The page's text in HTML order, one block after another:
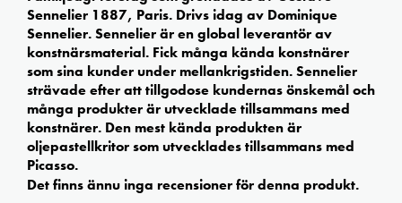
Sennelier 1887, Paris. Drivs idag av Dominique
Sennelier. Sennelier är en global leverantör av
konstnärsmaterial. Fick många kända konstnärer
som sina kunder under mellankrigstiden. Sennelier
strävade efter att tillgodose kundernas önskemål och
många produkter är utvecklade tillsammans med
konstnärer. Den mest kända produkten är
oljepastellkritor som utvecklades tillsammans med
Picasso.
Det finns ännu inga recensioner för denna produkt.